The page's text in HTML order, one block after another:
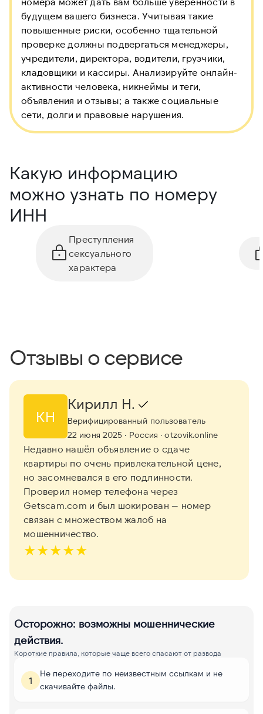
будущем вашего бизнеса. Учитывая такие
повышенные риски, особенно тщательной
проверке должны подвергаться менеджеры,
учредители, директора, водители, грузчики,
кладовщики и кассиры. Анализируйте онлайн-
активности человека, никнеймы и теги,
объявления и отзывы; а также социальные
сети, долги и правовые нарушения.
Какую информацию
можно узнать по номеру
ИНН
Преступления
сексуального
характера
Отзывы о сервисе
КН
Кирилл Н.
Верифицированный пользователь
22 июня 2025 · Россия · otzovik.online
Недавно нашёл объявление о сдаче
квартиры по очень привлекательной цене,
но засомневался в его подлинности.
Проверил номер телефона через
Getscam.com и был шокирован — номер
связан с множеством жалоб на
мошенничество.
★★★★★
Осторожно: возможны мошеннические
действия.
Короткие правила, которые чаще всего спасают от развода
1
Не переходите по неизвестным ссылкам и не
скачивайте файлы.